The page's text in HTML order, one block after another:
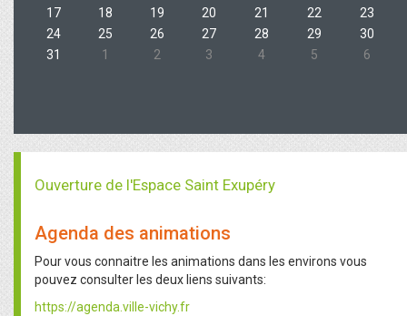
17
18 19 20 21 22
23
24
25 26 27 28 29
30
31
1 2 3 4 5 6
Ouverture de l'Espace Saint Exupéry
Agenda des animations
Pour vous connaitre les animations dans les environs vous
pouvez consulter les deux liens suivants:
https://agenda.ville-vichy.fr